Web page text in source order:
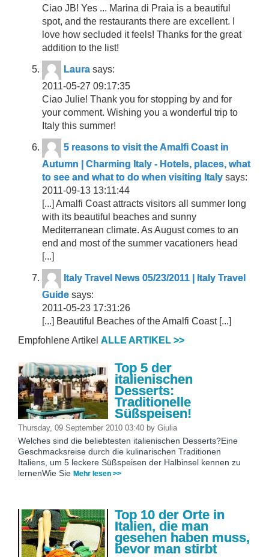
Ciao JB! Yes ... Marina di Praia is a beautiful
spot, and the restaurants there are excellent. I
love how secluded it feels! Thanks for the great
addition to the list!
Laura says:
2011-05-27 09:17:35
Ciao Julie! Thank you for stopping by and for
your comment. Wishing you a wonderful trip to
Italy this summer!
5 reasons to visit the Amalfi Coast in
Autumn | Charming Italy - Hotels, places, what
to see and what to do when visiting Italy says:
2011-09-13 13:11:44
[...] Amalfi Coast attracts visitors all summer long
with its beautiful beaches and sunny
Mediterranean climate. As August comes to an
end and most of the summer vacationers head
[...]
Italy Travel News 05/23/2011 | Italy Travel
Guide says:
2011-05-23 17:31:26
[...] Beautiful Beaches of the Amalfi Coast [...]
Empfohlene Artikel ALLE ARTIKEL >>
Top 5 der
italienischen
Desserts:
Traditionelle
Süßspeisen!
Thursday, 09 September 2010 03:40 by Giulia
Welches sind die beliebtesten italienischen Desserts?Eine
Geschmacksreise durch die kulinarischen Traditionen
Italiens, um 5 leckere Süßspeisen der Halbinsel kennen zu
lernenWie Sie Mehr lesen >>
Top 10 der Orte in
Italien, die man
gesehen haben muss,
bevor man stirbt